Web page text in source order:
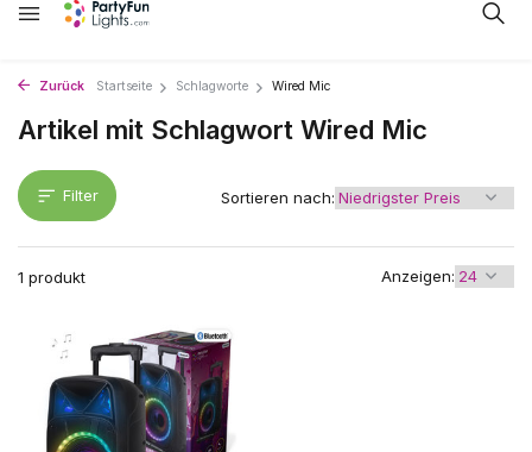
Zurück Startseite Schlagworte Wired Mic
Artikel mit Schlagwort Wired Mic
Filter
1 produkt Anzeigen:
Sortieren nach: